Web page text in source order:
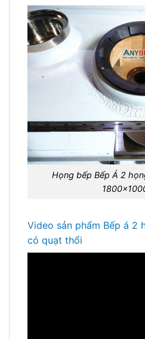
Họng bếp Bếp Á 2
Video sản phẩm Bếp á 2
có quạt thổi